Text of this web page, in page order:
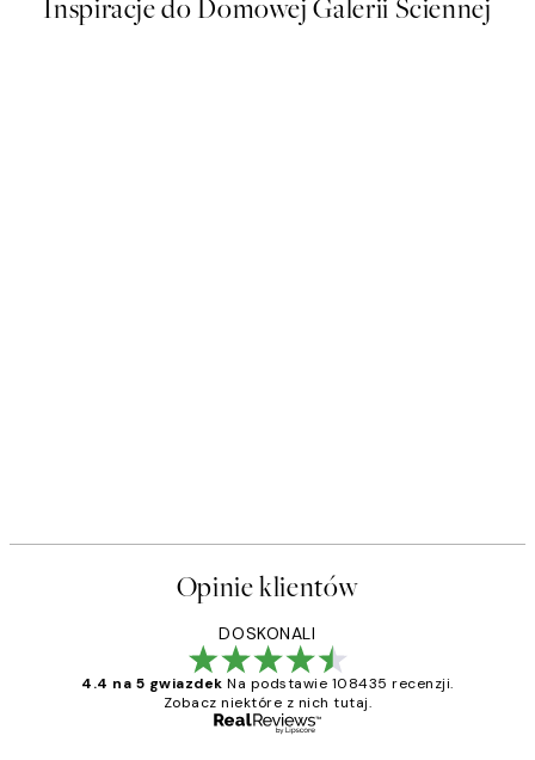
Inspiracje do Domowej Galerii Ściennej
Opinie klientów
DOSKONALI
4.4 na 5 gwiazdek Na podstawie 108435 recenzji.
Zobacz niektóre z nich tutaj.